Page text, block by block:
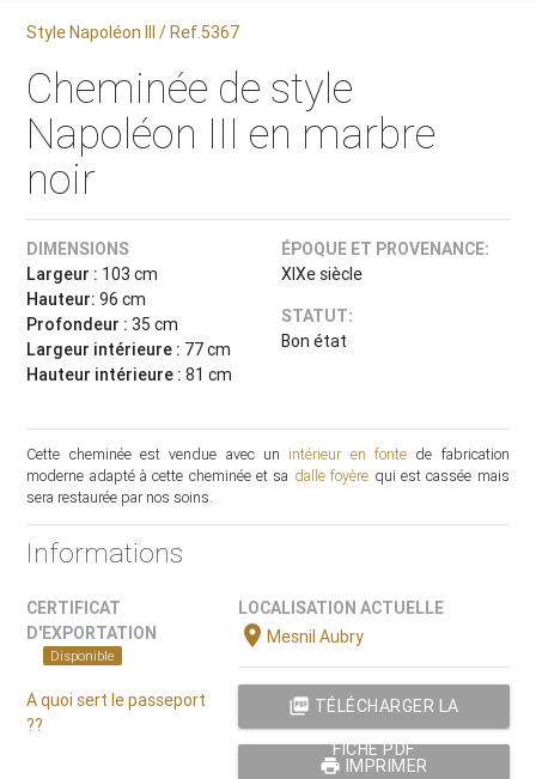
Style Napoléon III / Ref.5367
Cheminée de style
Napoléon III en marbre
noir
DIMENSIONS
Largeur : 103 cm
Hauteur: 96 cm
Profondeur : 35 cm
Largeur intérieure : 77 cm
Hauteur intérieure :81 cm
ÉPOQUE ET PROVENANCE:
XIXe siècle
STATUT:
Bon état
Cette cheminée est vendue avec un intérieur en fontede fabrication
moderne adapté à cette cheminée et sa dalle foyère qui est cassée mais
sera restaurée par nos soins.
Informations
CERTIFICAT
D'EXPORTATION
Disponible
A quoi sert le passeport
??
LOCALISATION ACTUELLE
location_onMesnil Aubry
picture_as_pdf TÉLÉCHARGER LA
FICHE PDF
print IMPRIMER